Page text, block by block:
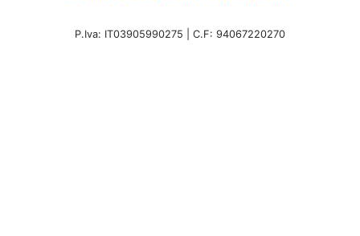
P.Iva: IT03905990275 | C.F: 94067220270